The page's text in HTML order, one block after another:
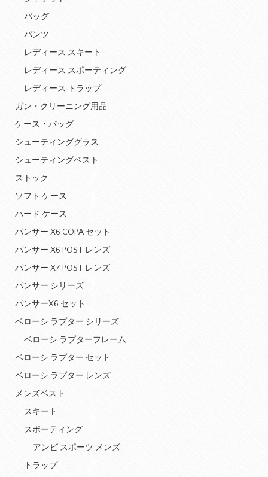
バッグ
パンツ
レディース スキート
レディース スポーティング
レディース トラップ
ガン・クリーニング用品
ケース・バッグ
シューティンググラス
シューティングベスト
ストック
ソフト ケース
ハード ケース
パンサー X6 COPA セット
パンサー X6 POST レンズ
パンサー X7 POST レンズ
パンサー シリーズ
パンサーX6 セット
ベローシ ラプター シリーズ
ベローシ ラプターフレーム
ベローシ ラプター セット
ベローシ ラプター レンズ
メンズベスト
スキート
スポーティング
アンビ スポーツ メンズ
トラップ